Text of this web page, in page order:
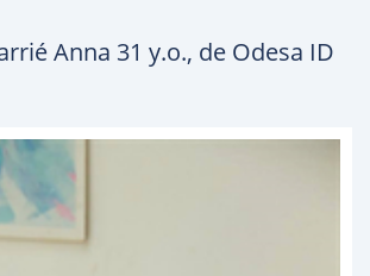
Anna 31 y.o., de Odesa ID